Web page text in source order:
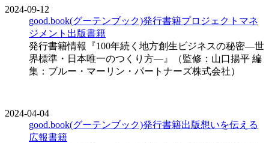
2024-09-12
good.book(グーテンブック)発行書籍プロジェクトマネ
ジメント 出版書籍
発行書籍情報『100年続く地方創生ビジネスの秘密―世
界標準・日本唯一のつくり方―』（監修：山口揚平 編
集：ブルー・マーリン・パートナーズ株式会社）
2024-04-04
good.book(グーテンブック)発行書籍出版想いを伝える
広報書籍